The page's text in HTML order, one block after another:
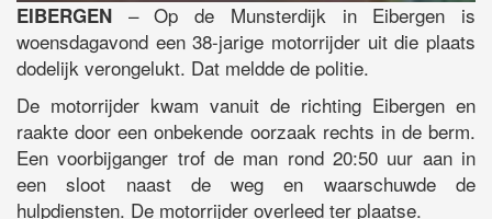
EIBERGEN – Op de Munsterdijk in Eibergen is
woensdagavond een 38-jarige motorrijder uit die plaats
dodelijk verongelukt. Dat meldde de politie.
De motorrijder kwam vanuit de richting Eibergen en
raakte door een onbekende oorzaak rechts in de berm.
Een voorbijganger trof de man rond 20:50 uur aan in
een sloot naast de weg en waarschuwde de
hulpdiensten. De motorrijder overleed ter plaatse.